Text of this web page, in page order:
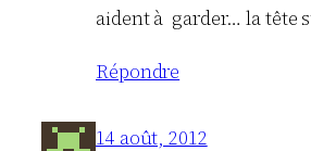
aident à garder… la tête
Répondre
14 août, 2012